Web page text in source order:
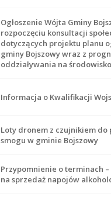
Ogłoszenie Wójta Gminy
rozpoczęciu konsultacji
dotyczących projektu planu
gminy Bojszowy wraz z
oddziaływania na środowisko
Informacja o Kwalifikacji
Loty dronem z czujnikiem do
smogu w gminie Bojszowy
Przypomnienie o terminach
na sprzedaż napojów